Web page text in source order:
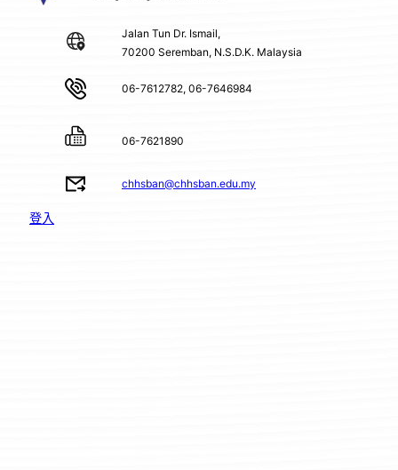
Jalan Tun Dr. Ismail,
70200 Seremban, N.S.D.K. Malaysia
06-7612782, 06-7646984
06-7621890
chhsban@chhsban.edu.my
登入